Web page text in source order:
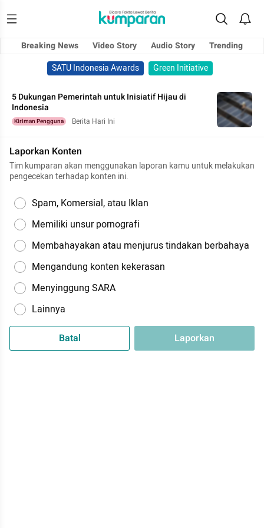
Breaking News Video Story Audio Story
Trending
SATU Indonesia Awards
Green Initiative
5 Dukungan Pemerintah untuk Inisiatif Hijau di
Indonesia
Kiriman Pengguna Berita Hari Ini
Laporkan Konten
Tim kumparan akan menggunakan laporan kamu untuk melakukan
pengecekan terhadap konten ini.
Spam, Komersial, atau Iklan
Memiliki unsur pornografi
Membahayakan atau menjurus tindakan berbahaya
Mengandung konten kekerasan
Menyinggung SARA
Lainnya
Batal Laporkan